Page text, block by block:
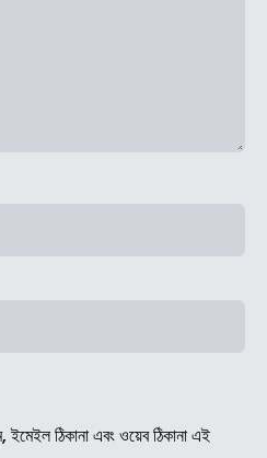
ইমেইল ঠিকানা এবং ওয়েব ঠিকানা এই